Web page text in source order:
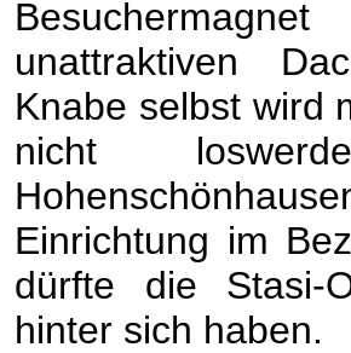
unattraktiven
Knabe selbst wird
nicht
Einrichtung im
dürfte die Stasi-
hinter sich haben.